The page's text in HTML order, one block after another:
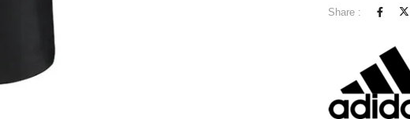
Share :